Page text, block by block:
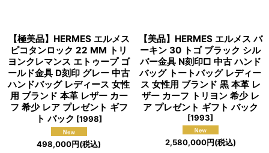
【極美品】HERMES エルメス
ピコタンロック 22 MM トリ
ヨンクレマンス エトゥープ ゴ
ールド金具 D刻印 グレー 中古
ハンドバッグ レディース 女性
用 ブランド 本革 レザー カー
フ 希少 レア プレゼント ギフ
ト バック [1998]
498,000円(税込)
【美品】HERMES エルメス バ
ーキン 30 トゴ ブラック シル
バー金具 N刻印□ 中古 ハンド
バッグ トートバッグ レディー
ス 女性用 ブランド 黒 本革 レ
ザー カーフ トリヨン 希少 レ
ア プレゼント ギフト バック
[1993]
2,580,000円(税込)